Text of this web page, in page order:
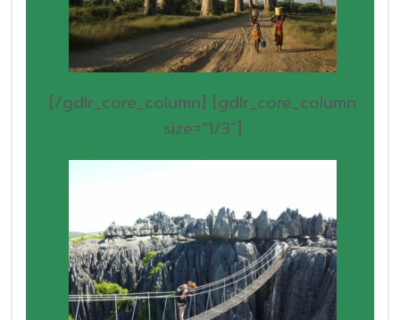
[/gdlr_core_column] [gdlr_core_column
size=”1/3″]